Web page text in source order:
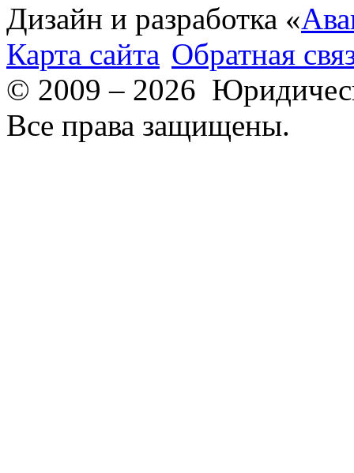
Дизайн и разработка «
Карта сайта Обратная
© 2009 – 2026
Все права защищены.